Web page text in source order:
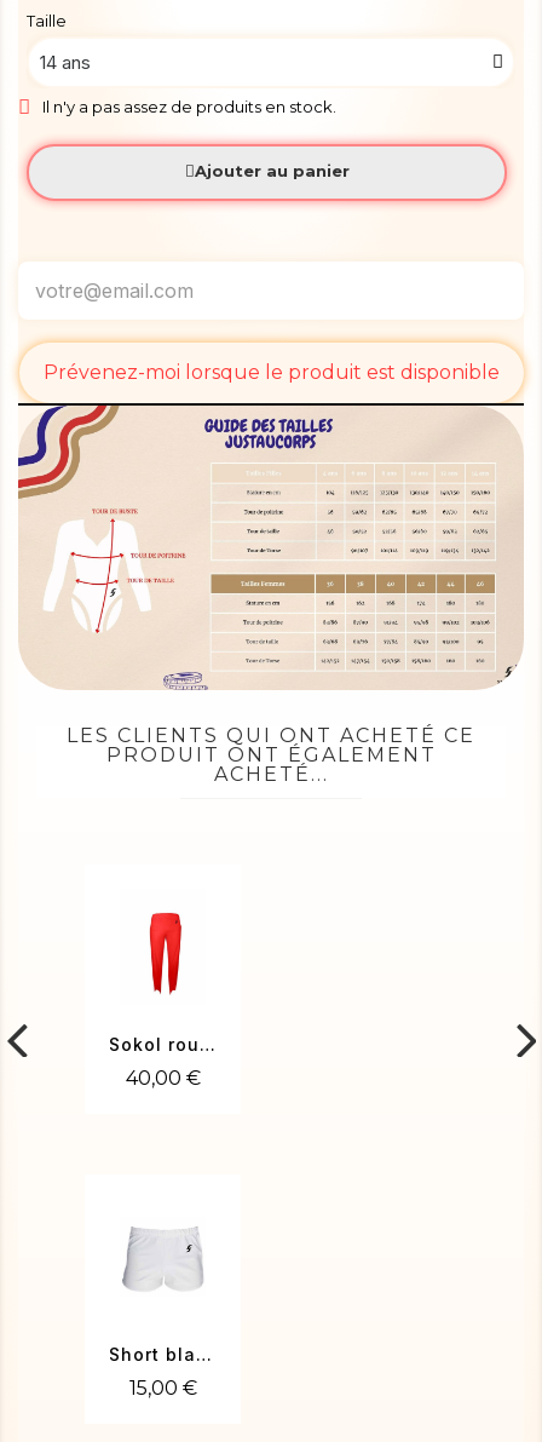
Taille
Il n'y a pas assez de produits en stock.
Ajouter au panier
Prévenez-moi lorsque le produit est disponible
LES CLIENTS QUI ONT ACHETÉ CE
PRODUIT ONT ÉGALEMENT
ACHETÉ...
Sokol rouge
40,00 €
Short blanc
15,00 €